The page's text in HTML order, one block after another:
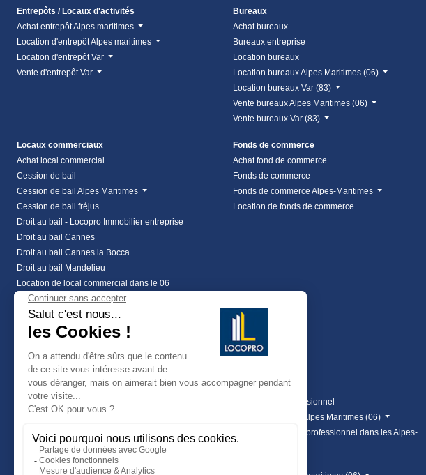
Entrepôts / Locaux d'activités
Achat entrepôt Alpes maritimes
Location d'entrepôt Alpes maritimes
Location d'entrepôt Var
Vente d'entrepôt Var
Bureaux
Achat bureaux
Bureaux entreprise
Location bureaux
Location bureaux Alpes Maritimes (06)
Location bureaux Var (83)
Vente bureaux Alpes Maritimes (06)
Vente bureaux Var (83)
Locaux commerciaux
Achat local commercial
Cession de bail
Cession de bail Alpes Maritimes
Cession de bail fréjus
Droit au bail - Locopro Immobilier entreprise
Droit au bail Cannes
Droit au bail Cannes la Bocca
Droit au bail Mandelieu
Location de local commercial dans le 06
Location local commercial Alpes Maritimes
Location local commercial Var
vente local commercial à frejus
Vente local commercial Alpes Maritimes
Fonds de commerce
Achat fond de commerce
Fonds de commerce
Fonds de commerce Alpes-Maritimes
Location de fonds de commerce
Coworking
Investissements
Location coworking
Terrains
Achat terrain professionnel
location de terrain Alpes Maritimes (06)
Location de terrain professionnel dans les Alpes-
Maritimes (06)